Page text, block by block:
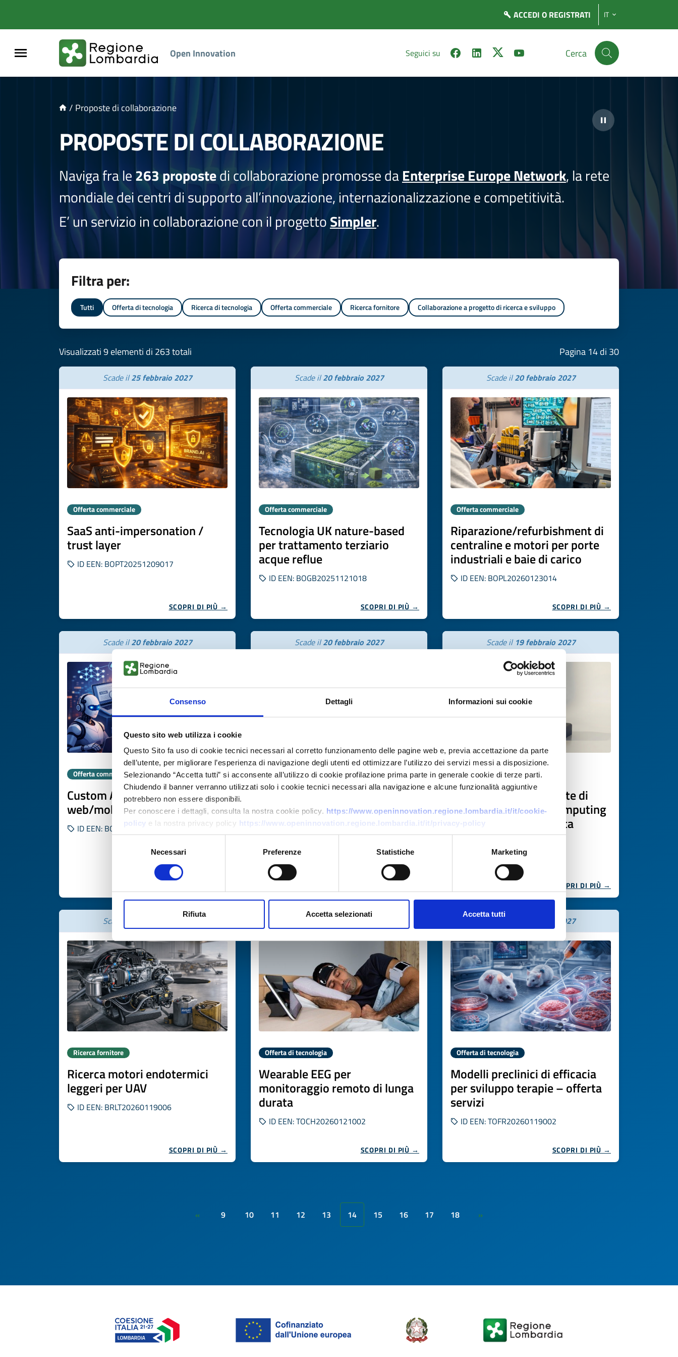
Consenso Dettagli Informazioni sui cookie
Questo sito web utilizza i cookie
Questo Sito fa uso di cookie tecnici necessari al corretto funzionamento delle pagine web e, previa accettazione da parte
dell’utente, per migliorare l’esperienza di navigazione degli utenti ed ottimizzare l’utilizzo dei servizi messi a disposizione.
Selezionando “Accetta tutti” si acconsente all’utilizzo di cookie profilazione prima parte in generale cookie di terze parti.
Chiudendo il banner verranno utilizzati solo i cookie tecnici necessari alla navigazione e alcune funzionalità aggiuntive
potrebbero non essere disponibili.
Per conoscere i dettagli, consulta la nostra cookie policy. https://www.openinnovation.regione.lombardia.it/it/cookie-
policy e la nostra privacy policy https://www.openinnovation.regione.lombardia.it/it/privacy-policy
Necessari Preferenze Statistiche Marketing
Rifiuta Accetta selezionati Accetta tutti
ACCEDI O REGISTRATI IT
Open Innovation Seguici su Cerca
/ Proposte di collaborazione
PROPOSTE DI COLLABORAZIONE
Naviga fra le263 propostedi collaborazione promosse daEnterprise Europe Network, la rete
mondiale dei centri di supporto all’innovazione, internazionalizzazione e competitività.
E’ un servizio in collaborazione con il progettoSimpler.
Filtra per:
Tutti Offerta di tecnologia Ricerca di tecnologia Offerta commerciale Ricerca fornitore Collaborazione a progetto di ricerca e sviluppo
Visualizzati 9 elementi di 263 totali Pagina 14 di 30
Scade il25 febbraio 2027
Offerta commerciale
SaaS anti-impersonation /
trust layer
ID EEN: BOPT20251209017
SCOPRI DI PIÙ →
Scade il20 febbraio 2027
Offerta commerciale
Tecnologia UK nature-based
per trattamento terziario
acque reflue
ID EEN: BOGB20251121018
SCOPRI DI PIÙ →
Scade il20 febbraio 2027
Offerta commerciale
Riparazione/refurbishment di
centraline e motori per porte
industriali e baie di carico
ID EEN: BOPL20260123014
SCOPRI DI PIÙ →
Scade il20 febbraio 2027
Offerta commerciale
Custom AI models per
web/mobile
ID EEN: BORS20260113012STEP
Scade il20 febbraio 2027
Offerta commerciale
Ricarica smart per e-bike
ID EEN: BOSK20251119021STEP
Scade il 19 febbraio 2027
Offerta commerciale
Soluzioni personalizzate di
High-Performance Computing
e integrazione avanzata
dell’hardware
ID EEN: BOTR20260109003
SCOPRI DI PIÙ →
Scade il 19 febbraio 2027
Ricerca fornitore
Ricerca motori endotermici
leggeri per UAV
ID EEN: BRLT20260119006
SCOPRI DI PIÙ →
Scade il19 febbraio 2027
Offerta di tecnologia
Wearable EEG per
monitoraggio remoto di lunga
durata
ID EEN: TOCH20260121002
SCOPRI DI PIÙ →
Scade il 19 febbraio 2027
Offerta di tecnologia
Modelli preclinici di efficacia
per sviluppo terapie – offerta
servizi
ID EEN: TOFR20260119002
SCOPRI DI PIÙ →
« 9 10 11 12 13 14 15 16 17 18 »